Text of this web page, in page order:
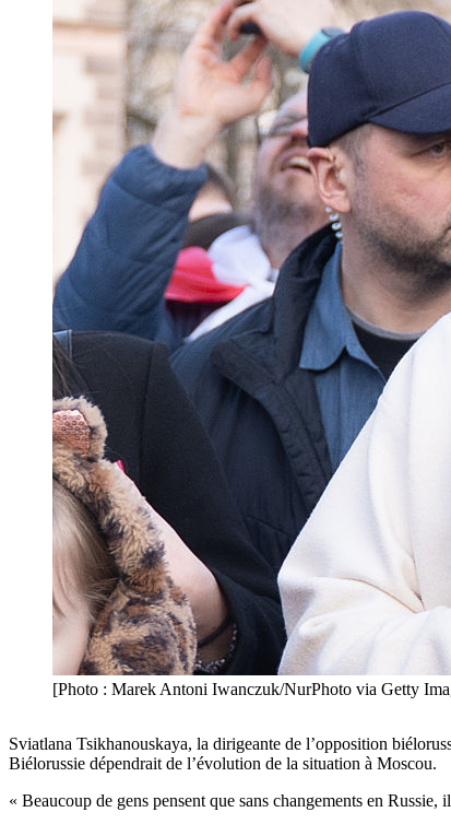
[Photo : Marek Antoni Iwanczuk/NurPhoto via Getty
Sviatlana Tsikhanouskaya, la dirigeante de l’opposition
Biélorussie dépendrait de l’évolution de la situation à Moscou.
« Beaucoup de gens pensent que sans changements en